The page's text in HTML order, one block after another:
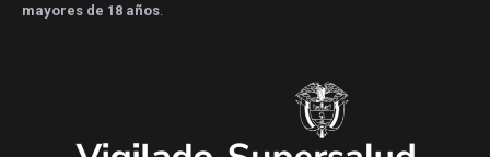
mayores de 18 años.